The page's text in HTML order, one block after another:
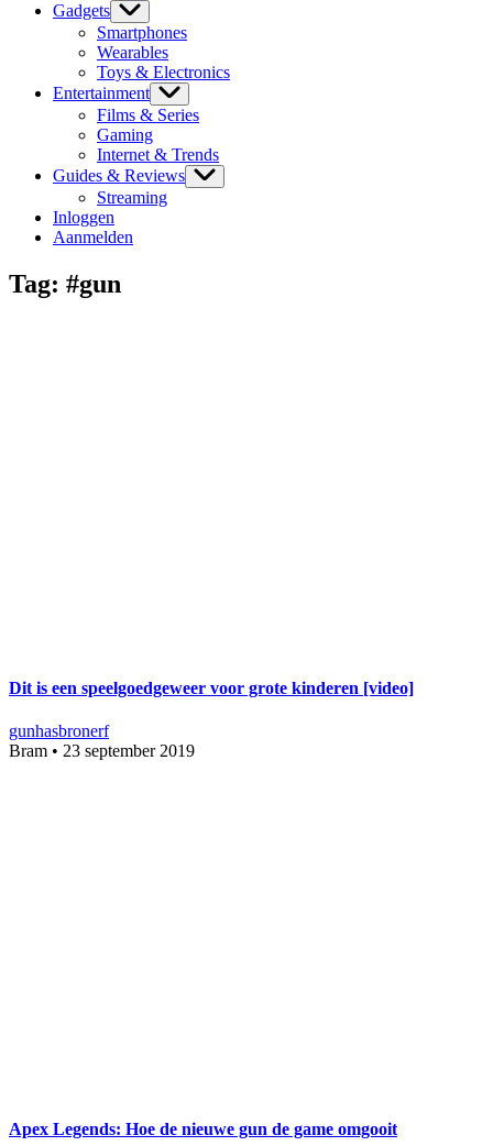
Gadgets
Smartphones
Wearables
Toys & Electronics
Entertainment
Films & Series
Gaming
Internet & Trends
Guides & Reviews
Streaming
Inloggen
Aanmelden
Tag: #gun
Dit is een speelgoedgeweer voor grote kinderen [video]
gunhasbronerf
Bram • 23 september 2019
Apex Legends: Hoe de nieuwe gun de game omgooit